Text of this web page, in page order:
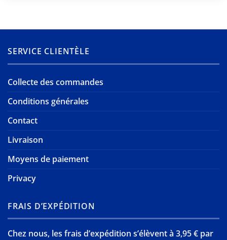
SERVICE CLIENTÈLE
Collecte des commandes
Conditions générales
Contact
Livraison
Moyens de paiement
Privacy
FRAIS D’EXPÉDITION
Chez nous, les frais d’expédition s’élèvent à 3,95 € par